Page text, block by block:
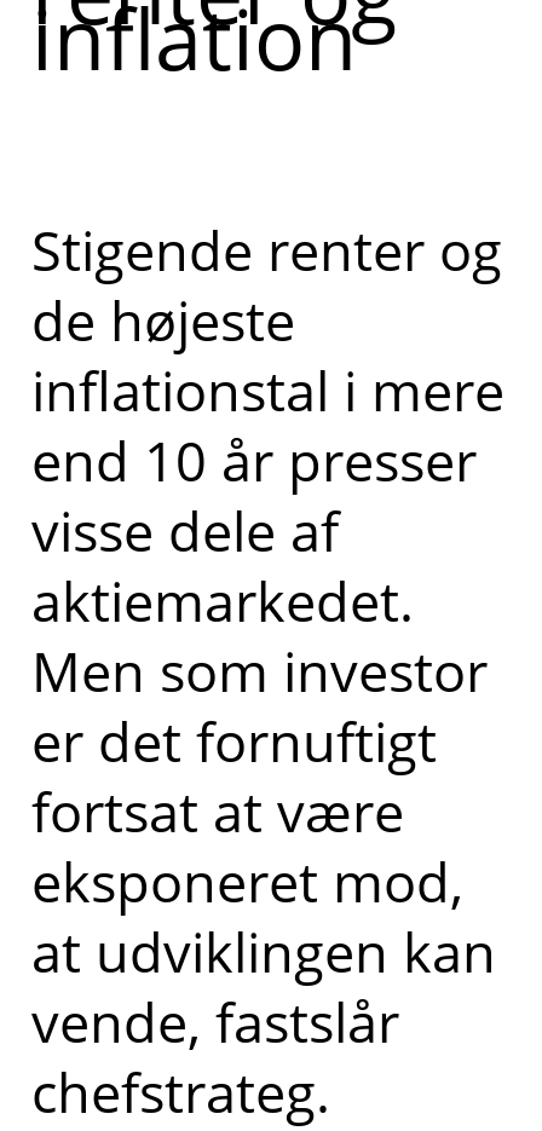
inflation
Stigende renter og
de højeste
inflationstal i mere
end 10 år presser
visse dele af
aktiemarkedet.
Men som investor
er det fornuftigt
fortsat at være
eksponeret mod,
at udviklingen kan
vende, fastslår
chefstrateg.